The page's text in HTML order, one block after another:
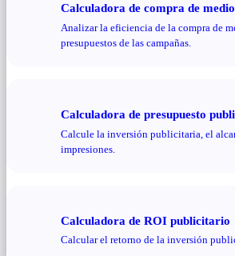
Calculadora de compra de
Analizar la eficiencia de la compra de
presupuestos de las campañas.
Calculadora de presupuesto
Calcule la inversión publicitaria, el
impresiones.
Calculadora de ROI publicitario
Calcular el retorno de la inversión